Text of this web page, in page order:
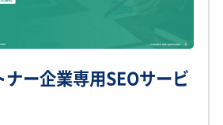
ナー企業専用SEOサービ